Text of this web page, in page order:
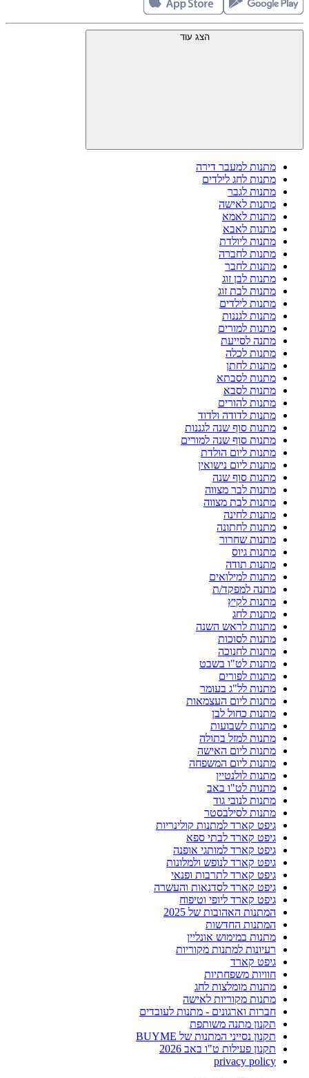
הצג עוד
מתנות למעבר דירה
מתנות לחג לילדים
מתנות לגבר
מתנות לאישה
מתנות לאמא
מתנות לאבא
מתנות ליולדת
מתנות לחברה
מתנות לחבר
מתנות לבן זוג
מתנות לבת זוג
מתנות לילדים
מתנות לגננות
מתנות למורים
מתנה לסייעת
מתנות לכלה
מתנות לחתן
מתנות לסבתא
מתנות לסבא
מתנות להורים
מתנות לדודה ולדוד
מתנות סוף שנה לגננות
מתנות סוף שנה למורים
מתנות ליום הולדת
מתנות ליום נישואין
מתנות סוף שנה
מתנות לבר מצווה
מתנות לבת מצווה
מתנות לחינה
מתנות לחתונה
מתנות שחרור
מתנות גיוס
מתנות תודה
מתנות למילואים
מתנה למפקד/ת
מתנות לקיץ
מתנות לחג
מתנות לראש השנה
מתנות לסוכות
מתנות לחנוכה
מתנות לט"ו בשבט
מתנות לפורים
מתנות לל"ג בעומר
מתנות ליום העצמאות
מתנות כחול לבן
מתנות לשבועות
מתנות למזל בתולה
מתנות ליום האישה
מתנות ליום המשפחה
מתנות לולנטיין
מתנות לט"ו באב
מתנות לנובי גוד
מתנות לסילבסטר
גיפט קארד למתנות קולינריות
גיפט קארד לבתי ספא
גיפט קארד למותגי אופנה
גיפט קארד לנופש ולמלונות
גיפט קארד לתרבות ופנאי
גיפט קארד לסדנאות והעשרה
גיפט קארד ליופי וטיפוח
המתנות האהובות של 2025
המתנות החדשות
מתנות במימוש אונליין
רעיונות למתנות מקוריות
גיפט קארד
חוויות משפחתיות
מתנות מומלצות לחג
מתנות מקוריות לאישה
חברות וארגונים - מתנות לעובדים
תקנון מתנה משותפת
תקנון נסייני המתנות של BUYME
תקנון פעילות ט"ו באב 2026
privacy policy